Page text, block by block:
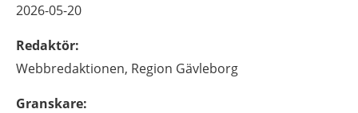
2026-05-20
Redaktör:
Webbredaktionen, Region Gävleborg
Granskare: